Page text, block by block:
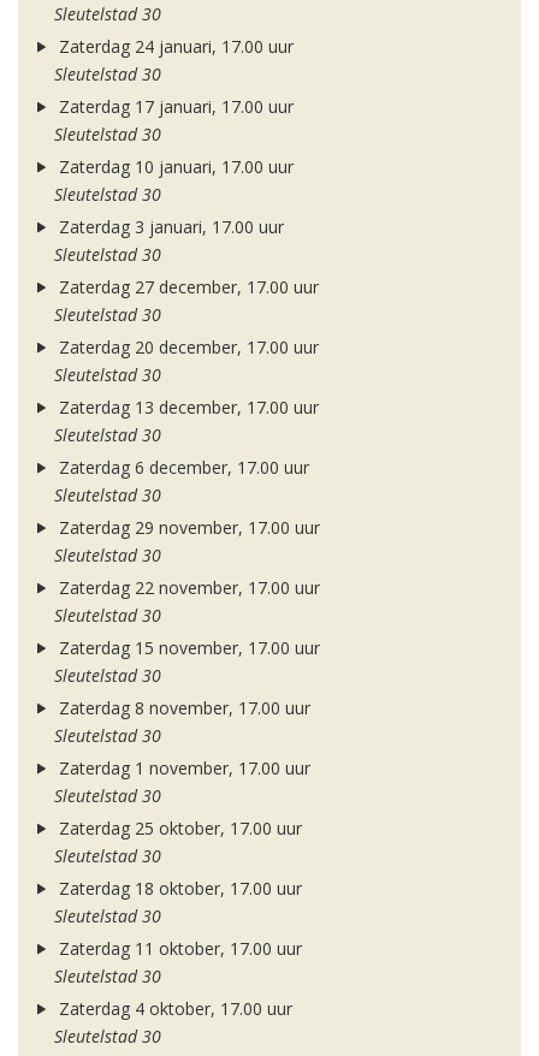
Sleutelstad 30
Zaterdag 24 januari, 17.00 uur
Sleutelstad 30
Zaterdag 17 januari, 17.00 uur
Sleutelstad 30
Zaterdag 10 januari, 17.00 uur
Sleutelstad 30
Zaterdag 3 januari, 17.00 uur
Sleutelstad 30
Zaterdag 27 december, 17.00 uur
Sleutelstad 30
Zaterdag 20 december, 17.00 uur
Sleutelstad 30
Zaterdag 13 december, 17.00 uur
Sleutelstad 30
Zaterdag 6 december, 17.00 uur
Sleutelstad 30
Zaterdag 29 november, 17.00 uur
Sleutelstad 30
Zaterdag 22 november, 17.00 uur
Sleutelstad 30
Zaterdag 15 november, 17.00 uur
Sleutelstad 30
Zaterdag 8 november, 17.00 uur
Sleutelstad 30
Zaterdag 1 november, 17.00 uur
Sleutelstad 30
Zaterdag 25 oktober, 17.00 uur
Sleutelstad 30
Zaterdag 18 oktober, 17.00 uur
Sleutelstad 30
Zaterdag 11 oktober, 17.00 uur
Sleutelstad 30
Zaterdag 4 oktober, 17.00 uur
Sleutelstad 30